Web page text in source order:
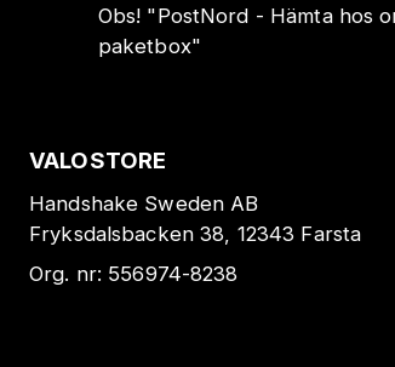
Obs! "PostNord - Hämta hos
paketbox"
VALOSTORE
Handshake Sweden AB
Fryksdalsbacken 38, 12343 Farsta
Org. nr: 556974-8238